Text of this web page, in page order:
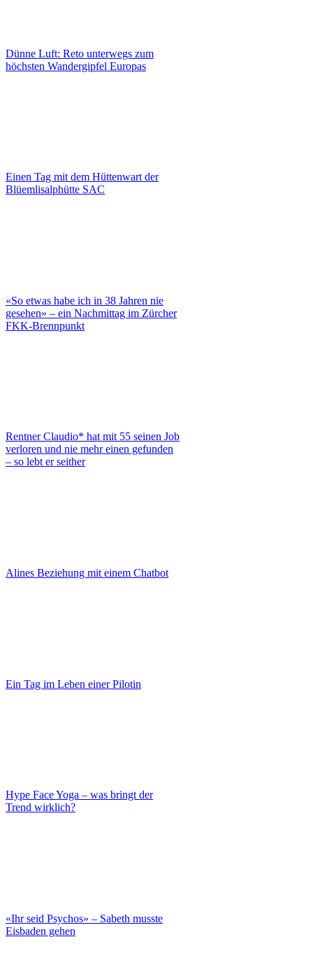
Dünne Luft: Reto unterwegs zum
höchsten Wandergipfel Europas
Einen Tag mit dem Hüttenwart der
Blüemlisalphütte SAC
«So etwas habe ich in 38 Jahren nie
gesehen» – ein Nachmittag im Zürcher
FKK-Brennpunkt
Rentner Claudio* hat mit 55 seinen Job
verloren und nie mehr einen gefunden
– so lebt er seither
Alines Beziehung mit einem Chatbot
Ein Tag im Leben einer Pilotin
Hype Face Yoga – was bringt der
Trend wirklich?
«Ihr seid Psychos» – Sabeth musste
Eisbaden gehen